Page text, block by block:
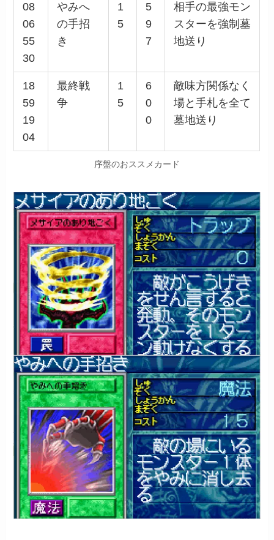
08
06
55
30
やみへ
の手招
き
1
5
5
9
7
相手の最強モン
スターを強制墓
地送り
18
59
19
04
最終戦
争
1
5
6
0
0
敵味方関係なく
場と手札を全て
墓地送り
序盤のおススメカード